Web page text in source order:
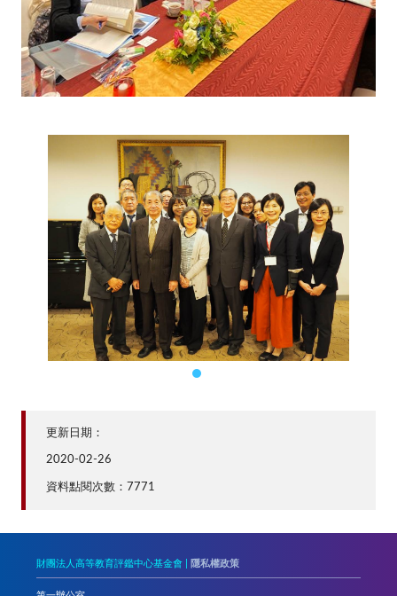
更新日期：
2020-02-26
資料點閱次數：7771
財團法人高等教育評鑑中心基金會 | 隱私權政策